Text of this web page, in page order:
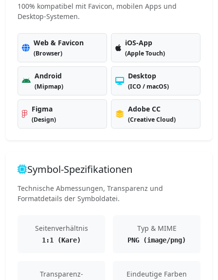
100% kompatibel mit Favicon, mobilen Apps und
Desktop-Systemen.
Web & Favicon
(Browser)
iOS-App
(Apple Touch)
Android
(Mipmap)
Desktop
(ICO / macOS)
Figma
(Design)
Adobe CC
(Creative Cloud)
Symbol-Spezifikationen
Technische Abmessungen, Transparenz und
Formatdetails der Symboldatei.
Seitenverhältnis
1:1 (Kare)
Typ & MIME
PNG (image/png)
Transparenz-
Eindeutige Farben